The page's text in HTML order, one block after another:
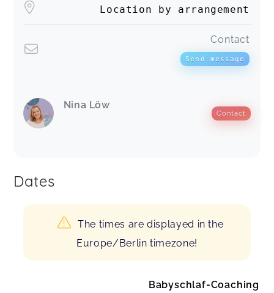
Location by arrangement
Contact
Send message
Nina Löw
Contact
Dates
The times are displayed in the
Europe/Berlin timezone!
Babyschlaf-Coaching